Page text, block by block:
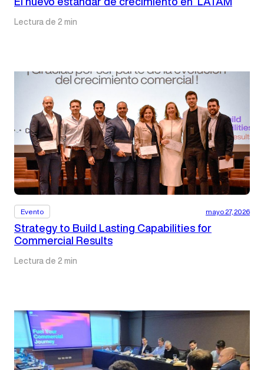
Lectura de 2 min
Evento mayo 27, 2026
Strategy to Build Lasting Capabilities for
Commercial Results
Lectura de 2 min